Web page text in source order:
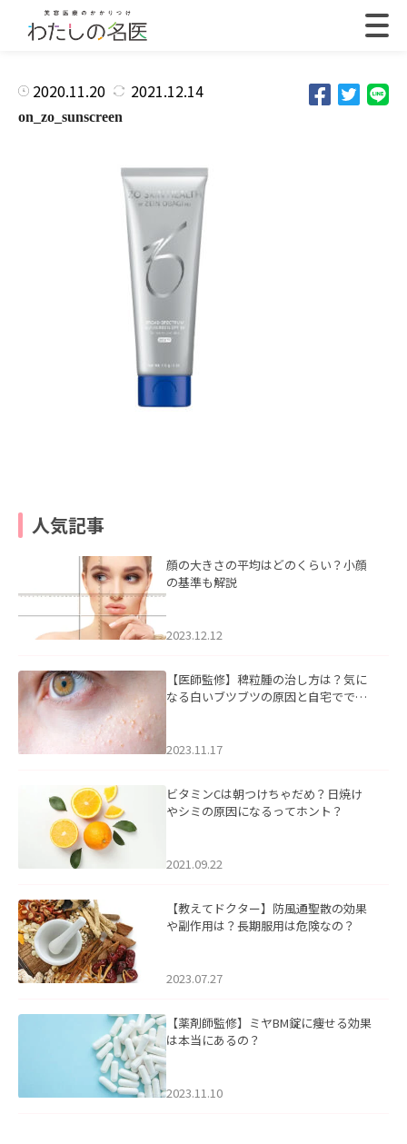
2020.11.20 2021.12.14
on_zo_sunscreen
人気記事
顔の大きさの平均はどのくらい？小顔
の基準も解説
2023.12.12
【医師監修】稗粒腫の治し方は？気に
なる白いブツブツの原因と自宅ででき
2023.11.17
ビタミンCは朝つけちゃだめ？日焼け
やシミの原因になるってホント？
2021.09.22
【教えてドクター】防風通聖散の効果
や副作用は？長期服用は危険なの？
2023.07.27
【薬剤師監修】ミヤBM錠に痩せる効果
は本当にあるの？
2023.11.10